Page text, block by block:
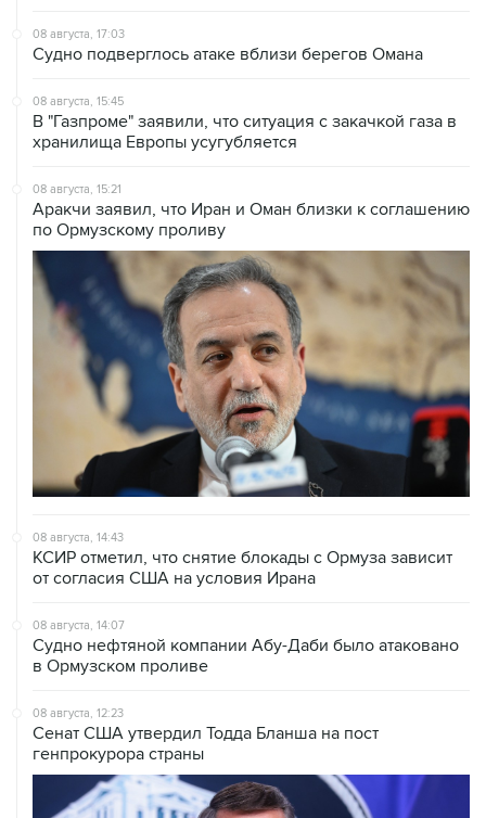
08 августа, 17:03
Судно подверглось атаке вблизи берегов Омана
08 августа, 15:45
В "Газпроме" заявили, что ситуация с закачкой газа в
хранилища Европы усугубляется
08 августа, 15:21
Аракчи заявил, что Иран и Оман близки к соглашению
по Ормузскому проливу
08 августа, 14:43
КСИР отметил, что снятие блокады с Ормуза зависит
от согласия США на условия Ирана
08 августа, 14:07
Судно нефтяной компании Абу-Даби было атаковано
в Ормузском проливе
08 августа, 12:23
Сенат США утвердил Тодда Бланша на пост
генпрокурора страны